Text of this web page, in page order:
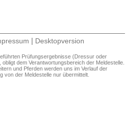
| Desktopversion
Prüfungsergebnisse (Dressur oder
dem Verantwortungsbereich der Meldestelle.
und Pferden werden uns im Verlauf der
von der Meldestelle nur übermittelt.